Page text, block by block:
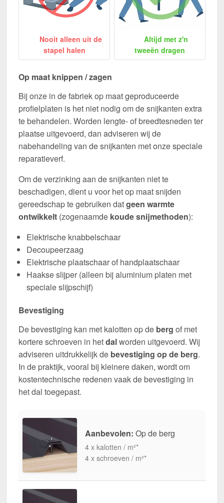
Nooit alleen uit de
stapel halen
Altijd met z'n
tweeën dragen
Op maat knippen / zagen
Bij onze in de fabriek op maat geproduceerde
profielplaten is het niet nodig om de snijkanten extra
te behandelen. Worden lengte- of breedtesneden ter
plaatse uitgevoerd, dan adviseren wij de
nabehandeling van de snijkanten met onze speciale
reparatieverf.
Om de verzinking aan de snijkanten niet te
beschadigen, dient u voor het op maat snijden
gereedschap te gebruiken datgeen warmte
ontwikkelt (zogenaamde koude snijmethoden):
Elektrische knabbelschaar
Decoupeerzaag
Elektrische plaatschaar of handplaatschaar
Haakse slijper (alleen bij aluminium platen met
speciale slijpschijf)
Bevestiging
De bevestiging kan met kalotten op de berg of met
kortere schroeven in hetdalworden uitgevoerd. Wij
adviseren uitdrukkelijk de bevestiging op de berg.
In de praktijk, vooral bij kleinere daken, wordt om
kostentechnische redenen vaak de bevestiging in
het dal toegepast.
Aanbevolen: Op de berg
4 x kalotten / m²*
4 x schroeven / m²*